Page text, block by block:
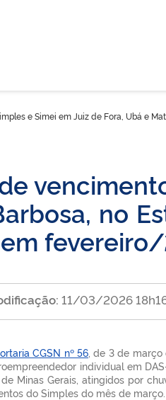
e Simei em Juiz de Fora, Ubá e
no
11/03/2026
CGSN nº 56 , de 3 de
individual em
Minas Gerais, atingidos por
do Simples do mês de março.